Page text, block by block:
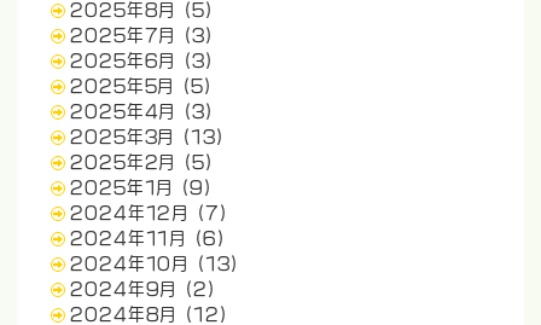
2025年8月
(5)
2025年7月
(3)
2025年6月
(3)
2025年5月
(5)
2025年4月
(3)
2025年3月
(13)
2025年2月
(5)
2025年1月
(9)
2024年12月
(7)
2024年11月
(6)
2024年10月
(13)
2024年9月
(2)
2024年8月
(12)